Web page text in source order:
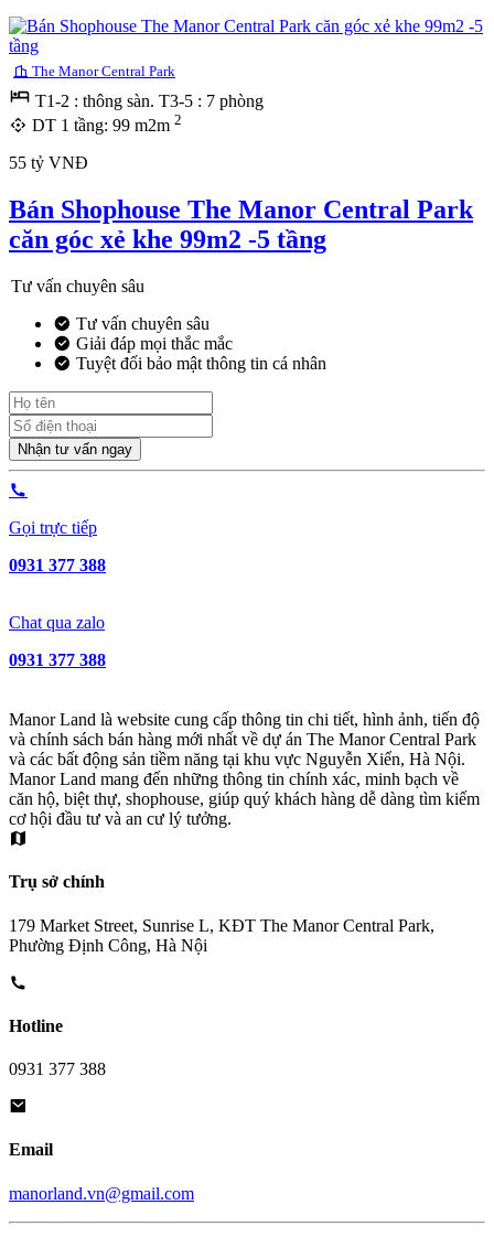
The Manor Central Park
T1-2 : thông sàn. T3-5 : 7 phòng
DT 1 tầng: 99 m2m 2
55 tỷ VNĐ
Bán Shophouse The Manor Central Park
căn góc xẻ khe 99m2 -5 tầng
Tư vấn chuyên sâu
Tư vấn chuyên sâu
Giải đáp mọi thắc mắc
Tuyệt đối bảo mật thông tin cá nhân
Nhận tư vấn ngay
Gọi trực tiếp
0931 377 388
Chat qua zalo
0931 377 388
Manor Land là website cung cấp thông tin chi tiết, hình ảnh, tiến độ
và chính sách bán hàng mới nhất về dự án The Manor Central Park
và các bất động sản tiềm năng tại khu vực Nguyễn Xiển, Hà Nội.
Manor Land mang đến những thông tin chính xác, minh bạch về
căn hộ, biệt thự, shophouse, giúp quý khách hàng dễ dàng tìm kiếm
cơ hội đầu tư và an cư lý tưởng.
Trụ sở chính
179 Market Street, Sunrise L, KĐT The Manor Central Park,
Phường Định Công, Hà Nội
Hotline
0931 377 388
Email
manorland.vn@gmail.com